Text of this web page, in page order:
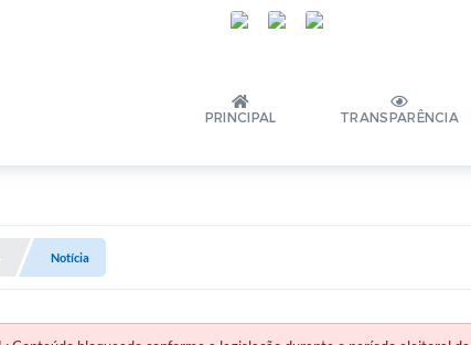
PRINCIPAL TRANSPARÊNCIA
Notícia